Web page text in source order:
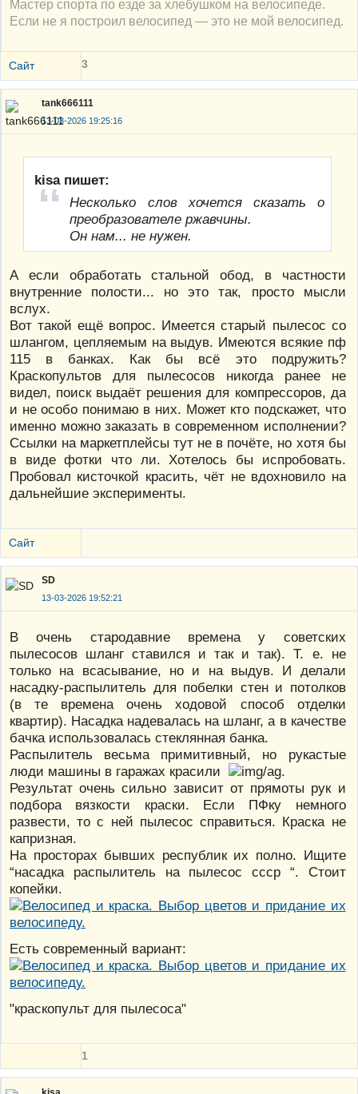
Мастер спорта по езде за хлебушком на велосипеде.
Если не я построил велосипед — это не мой велосипед.
Сайт 3
tank666111
13-03-2026 19:25:16
kisa пишет:
Несколько слов хочется сказать о
преобразователе ржавчины.
Он нам... не нужен.
А если обработать стальной обод, в частности
внутренние полости... но это так, просто мысли
вслух.
Вот такой ещё вопрос. Имеется старый пылесос со
шлангом, цепляемым на выдув. Имеются всякие пф
115 в банках. Как бы всё это подружить?
Краскопультов для пылесосов никогда ранее не
видел, поиск выдаёт решения для компрессоров, да
и не особо понимаю в них. Может кто подскажет, что
именно можно заказать в современном исполнении?
Ссылки на маркетплейсы тут не в почёте, но хотя бы
в виде фотки что ли. Хотелось бы испробовать.
Пробовал кисточкой красить, чёт не вдохновило на
дальнейшие эксперименты.
Сайт
SD
13-03-2026 19:52:21
В очень стародавние времена у советских
пылесосов шланг ставился и так и так). Т. е. не
только на всасывание, но и на выдув. И делали
насадку-распылитель для побелки стен и потолков
(в те времена очень ходовой способ отделки
квартир). Насадка надевалась на шланг, а в качестве
бачка использовалась стеклянная банка.
Распылитель весьма примитивный, но рукастые
люди машины в гаражах красили
.
Результат очень сильно зависит от прямоты рук и
подбора вязкости краски. Если ПФку немного
развести, то с ней пылесос справиться. Краска не
капризная.
На просторах бывших республик их полно. Ищите
“насадка распылитель на пылесос ссср “. Стоит
копейки.
Есть современный вариант:
"краскопульт для пылесоса"
1